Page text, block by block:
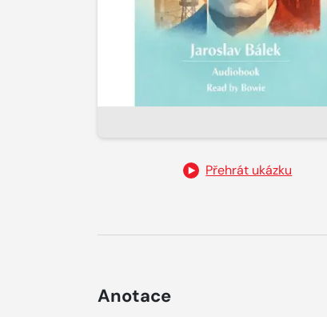
Přehrát ukázku
Anotace